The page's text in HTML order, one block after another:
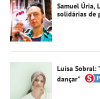
Samuel Úria,
solidárias de
Luísa Sobral:
dançar"